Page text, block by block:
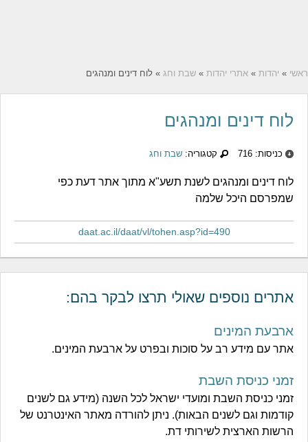
ראשי » יהדות » אתרי יהדות » שבת וחג » לוח דינים ומנהגים
לוח דינים ומנהגים
כניסות: 716 קטגוריה: שבת וחג
לוח דינים ומנהגים לשנת תשע"א מתוך אתר דעת כפי
שמפרסם היכל שלמה
daat.ac.il/daat/vl/tohen.asp?id=490
אתרים נוספים שאולי תרצו לבקר בהם:
ארבעת המינים
אתר עם מידע רב על סוכות ובפרט על ארבעת המינים.
זמני כניסת השבת
זמני כניסת השבת ומועדי ישראל לכל השנה (מידע גם לשנים
קודמות וגם לשנים הבאות). ניתן להורדה מאתר האינטרנט של
הרשות הארצית לשירותי דת.